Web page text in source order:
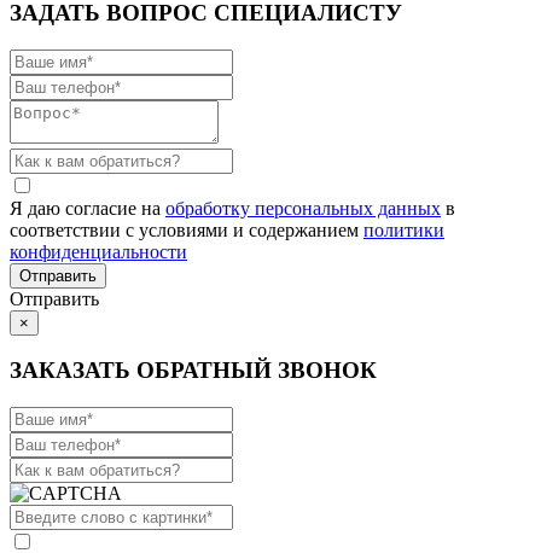
ЗАДАТЬ ВОПРОС СПЕЦИАЛИСТУ
Я даю согласие на обработку персональных данных в
соответствии с условиями и содержанием политики
конфиденциальности
Отправить
×
ЗАКАЗАТЬ ОБРАТНЫЙ ЗВОНОК